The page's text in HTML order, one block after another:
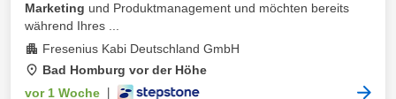
Marketing und Produktmanagement und möchten bereits
während Ihres ...
Fresenius Kabi Deutschland GmbH
Bad Homburg vor der Höhe
vor 1 Woche